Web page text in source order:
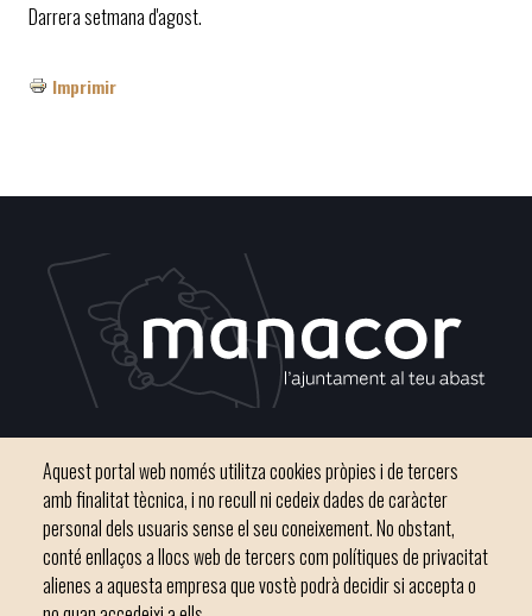
Darrera setmana d'agost.
Imprimir
Telèfon 971 84 91 00 - CIF: P0703300D
Aquest portal web només utilitza cookies pròpies i de tercers
amb finalitat tècnica, i no recull ni cedeix dades de caràcter
personal dels usuaris sense el seu coneixement. No obstant,
conté enllaços a llocs web de tercers com polítiques de privacitat
alienes a aquesta empresa que vostè podrà decidir si accepta o